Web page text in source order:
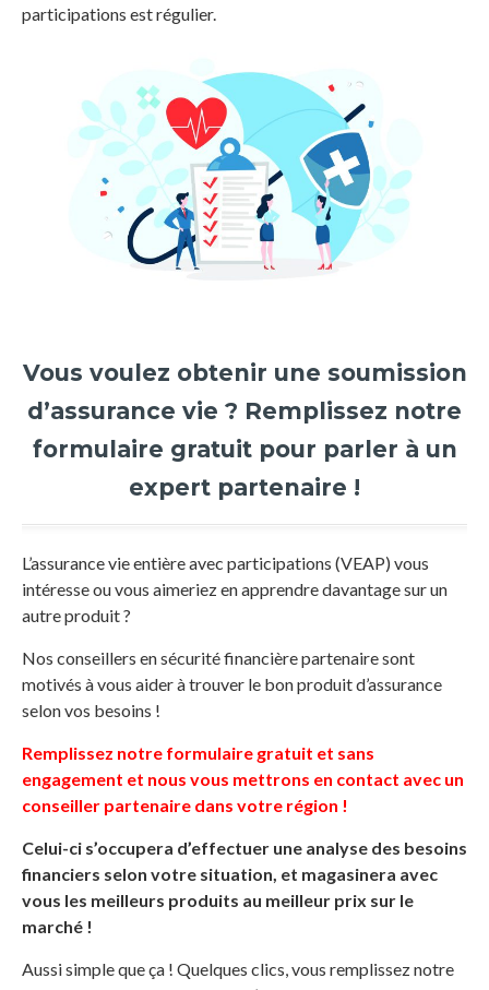
participations est régulier.
Vous voulez obtenir une soumission
d’assurance vie ? Remplissez notre
formulaire gratuit pour parler à un
expert partenaire !
L’assurance vie entière avec participations (VEAP) vous
intéresse ou vous aimeriez en apprendre davantage sur un
autre produit ?
Nos conseillers en sécurité financière partenaire sont
motivés à vous aider à trouver le bon produit d’assurance
selon vos besoins !
Remplissez notre formulaire gratuit et sans
engagement et nous vous mettrons en contact avec un
conseiller partenaire dans votre région !
Celui-ci s’occupera d’effectuer une analyse des besoins
financiers selon votre situation, et magasinera avec
vous les meilleurs produits au meilleur prix sur le
marché !
Aussi simple que ça ! Quelques clics, vous remplissez notre